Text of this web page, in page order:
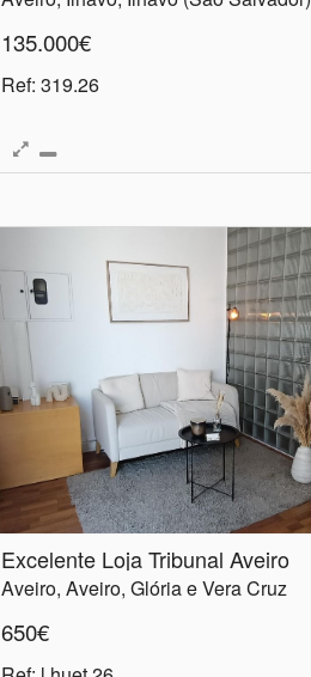
135.000€
Ref: 319.26
Excelente Loja Tribunal Aveiro
Aveiro, Aveiro, Glória e Vera Cruz
650€